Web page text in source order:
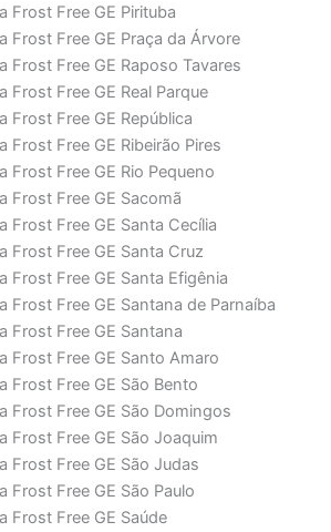
Frost Free GE Pirituba
Frost Free GE Praça da Árvore
Frost Free GE Raposo Tavares
Frost Free GE Real Parque
Frost Free GE República
Frost Free GE Ribeirão Pires
Frost Free GE Rio Pequeno
Frost Free GE Sacomã
Frost Free GE Santa Cecília
Frost Free GE Santa Cruz
Frost Free GE Santa Efigênia
Frost Free GE Santana de Parnaíba
Frost Free GE Santana
Frost Free GE Santo Amaro
Frost Free GE São Bento
Frost Free GE São Domingos
Frost Free GE São Joaquim
Frost Free GE São Judas
Frost Free GE São Paulo
Frost Free GE Saúde